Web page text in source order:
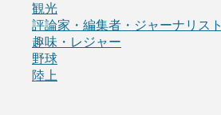
観光
評論家・編集者・ジャーナリスト
趣味・レジャー
野球
陸上